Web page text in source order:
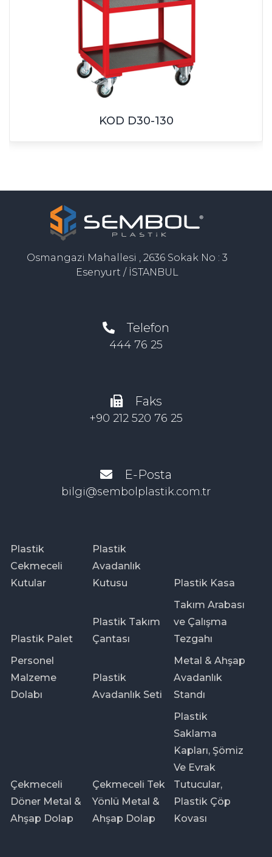
KOD D30-130
Osmangazi Mahallesi , 2636 Sokak No : 3
Esenyurt / İSTANBUL
Telefon
444 76 25
Faks
+90 212 520 76 25
E-Posta
bilgi@sembolplastik.com.tr
Plastik
Cekmeceli
Kutular
Plastik
Avadanlık
Kutusu
Plastik Kasa
Plastik Palet
Plastik Takım
Çantası
Takım Arabası
ve Çalışma
Tezgahı
Personel
Malzeme
Dolabı
Plastik
Avadanlık Seti
Metal & Ahşap
Avadanlık
Standı
Çekmeceli
Döner Metal &
Ahşap Dolap
Çekmeceli Tek
Yönlü Metal &
Ahşap Dolap
Plastik
Saklama
Kapları, Şömiz
Ve Evrak
Tutucular,
Plastik Çöp
Kovası